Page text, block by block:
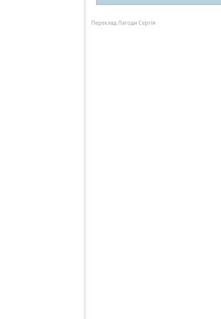
Переклад Лагоди Сергія